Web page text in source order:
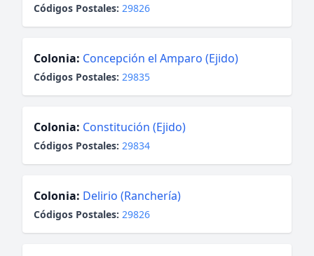
Códigos Postales: 29826
Colonia: Concepción el Amparo (Ejido)
Códigos Postales: 29835
Colonia: Constitución (Ejido)
Códigos Postales: 29834
Colonia: Delirio (Ranchería)
Códigos Postales: 29826